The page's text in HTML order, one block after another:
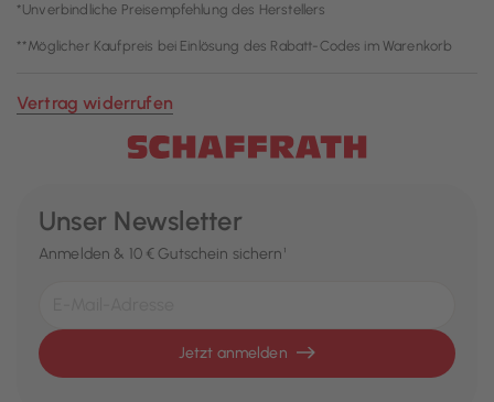
*Unverbindliche Preisempfehlung des Herstellers
**Möglicher Kaufpreis bei Einlösung des Rabatt-Codes im Warenkorb
Vertrag widerrufen
Unser Newsletter
Anmelden & 10 € Gutschein sichern¹
Jetzt anmelden